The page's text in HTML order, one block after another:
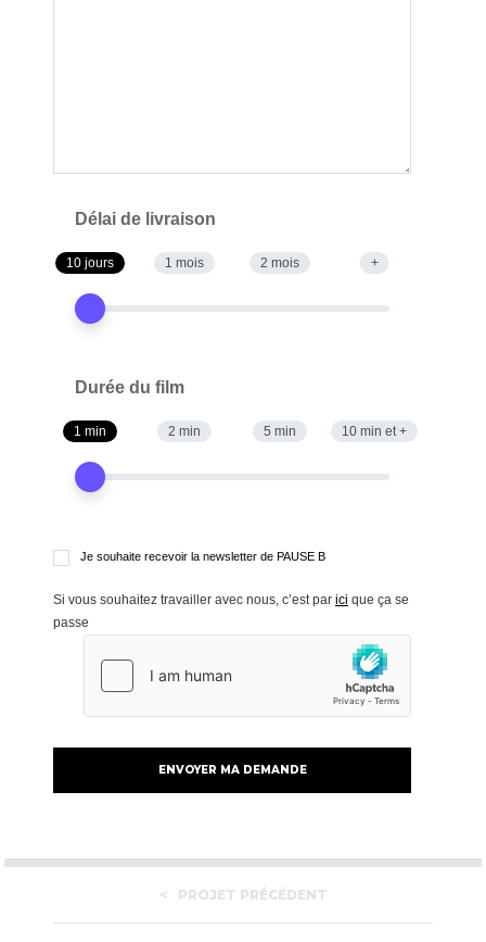
Délai de livraison
10 jours 1 mois 2 mois +
Durée du film
1 min 2 min 5 min 10 min et +
Je souhaite recevoir la newsletter de PAUSE B
Si vous souhaitez travailler avec nous, c’est par ici que ça se
passe
< PROJET PRÉCÉDENT